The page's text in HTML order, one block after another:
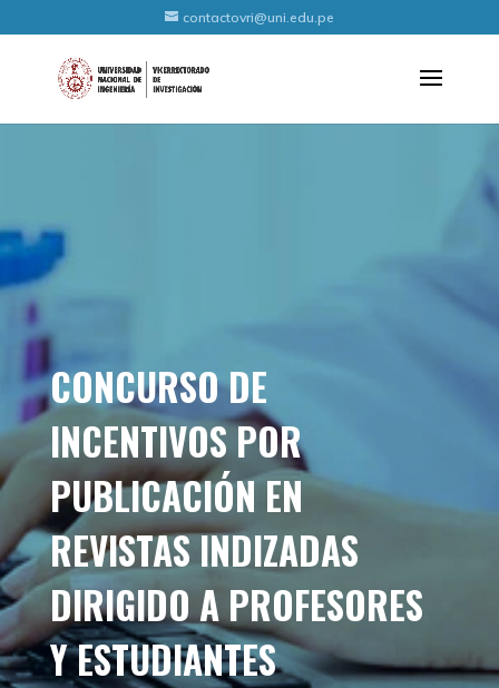
contactovri@uni.edu.pe
CONCURSO DE
INCENTIVOS POR
PUBLICACIÓN EN
REVISTAS INDIZADAS
DIRIGIDO A PROFESORES
Y ESTUDIANTES